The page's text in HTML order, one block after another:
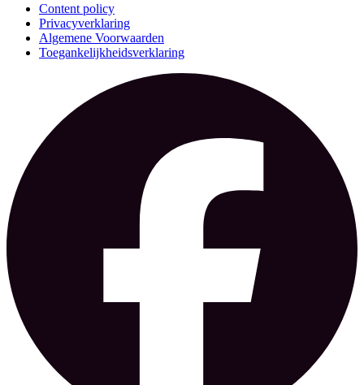
Content policy
Privacyverklaring
Algemene Voorwaarden
Toegankelijkheidsverklaring